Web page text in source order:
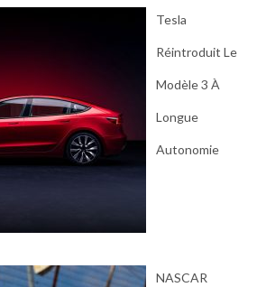
Tesla
Réintroduit Le
Modèle 3 À
Longue
Autonomie
NASCAR